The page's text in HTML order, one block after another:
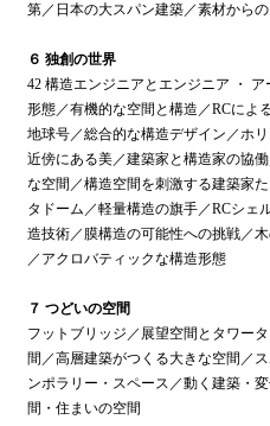
第／日本の大スパン建築／素材から
６ 独創の世界
42 構造エンジニアとエンジニア ・
形態／有機的な空間と構造／RCによ
地球号／総合的な構造デザイン／ホ
近傍にある美／建築家と構造家の協
な空間／構造空間を刺激する建築家
タドーム／軽量構造の旗手／RCシェ
造技術／膜構造の可能性への挑戦／
／アクロバティックな構造形態
７ つどいの空間
フットブリッジ／展望空間とタワー
間／高層建築がつくる大きな空間／
ンポラリー・スペース／動く建築・
間・住まいの空間